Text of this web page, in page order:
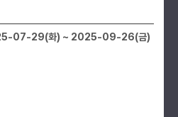
07-29(화) ~ 2025-09-26(금)